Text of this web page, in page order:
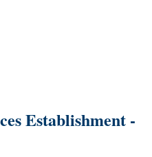
Establishment-